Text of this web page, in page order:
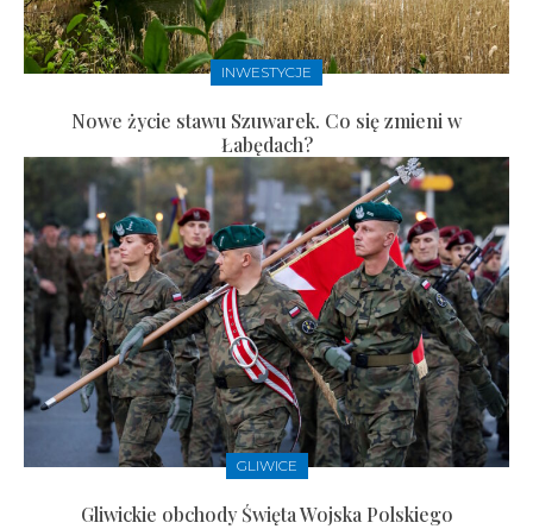
INWESTYCJE
Nowe życie stawu Szuwarek. Co się zmieni w
Łabędach?
GLIWICE
Gliwickie obchody Święta Wojska Polskiego